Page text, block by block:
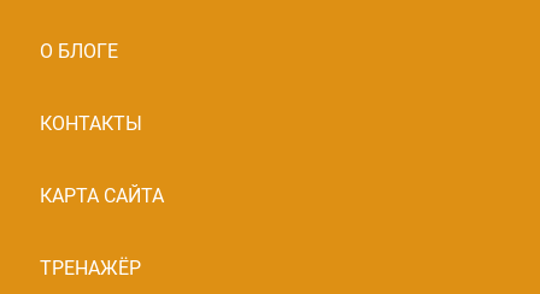
О БЛОГЕ
КОНТАКТЫ
КАРТА САЙТА
ТРЕНАЖЁР